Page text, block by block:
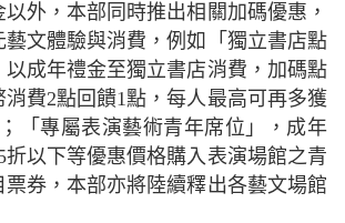
外，本部同時推出相關加碼優惠，
文體驗與消費，例如「獨立書店點
成年禮金至獨立書店消費，加碼點
費2點回饋1點，每人最高可再多獲
「專屬表演藝術青年席位」，成年
折以下等優惠價格購入表演場館之青
券，本部亦將陸續釋出各藝文場館